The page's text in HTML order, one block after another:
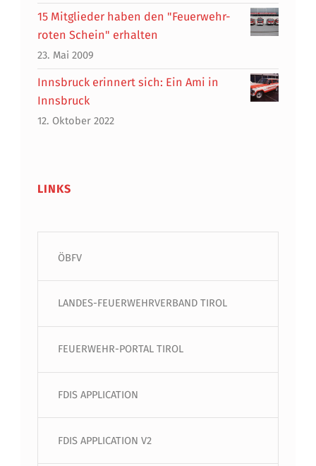
15 Mitglieder haben den "Feuerwehr-
roten Schein" erhalten
23. Mai 2009
Innsbruck erinnert sich: Ein Ami in
Innsbruck
12. Oktober 2022
LINKS
ÖBFV
LANDES-FEUERWEHRVERBAND TIROL
FEUERWEHR-PORTAL TIROL
FDIS APPLICATION
FDIS APPLICATION V2